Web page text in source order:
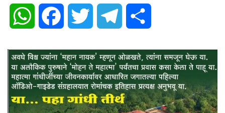
WhatsApp Facebook Twitter Telegram